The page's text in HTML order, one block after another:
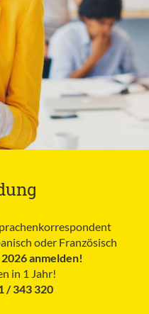
oder Französisch
anmelden!
in 1 Jahr!
/ 343 320